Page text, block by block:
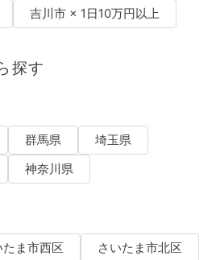
吉川市 × 1日10万円以上
探す
群馬県
埼玉県
神奈川県
たま市西区
さいたま市北区